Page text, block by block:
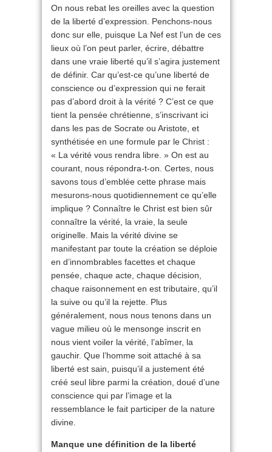
On nous rebat les oreilles avec la question
de la liberté d’expression. Penchons-nous
donc sur elle, puisque La Nef est l’un de ces
lieux où l’on peut parler, écrire, débattre
dans une vraie liberté qu’il s’agira justement
de définir. Car qu’est-ce qu’une liberté de
conscience ou d’expression qui ne ferait
pas d’abord droit à la vérité ? C’est ce que
tient la pensée chrétienne, s’inscrivant ici
dans les pas de Socrate ou Aristote, et
synthétisée en une formule par le Christ :
« La vérité vous rendra libre. » On est au
courant, nous répondra-t-on. Certes, nous
savons tous d’emblée cette phrase mais
mesurons-nous quotidiennement ce qu’elle
implique ? Connaître le Christ est bien sûr
connaître la vérité, la vraie, la seule
originelle. Mais la vérité divine se
manifestant par toute la création se déploie
en d’innombrables facettes et chaque
pensée, chaque acte, chaque décision,
chaque raisonnement en est tributaire, qu’il
la suive ou qu’il la rejette. Plus
généralement, nous nous tenons dans un
vague milieu où le mensonge inscrit en
nous vient voiler la vérité, l’abîmer, la
gauchir. Que l’homme soit attaché à sa
liberté est sain, puisqu’il a justement été
créé seul libre parmi la création, doué d’une
conscience qui par l’image et la
ressemblance le fait participer de la nature
divine.
Manque une définition de la liberté